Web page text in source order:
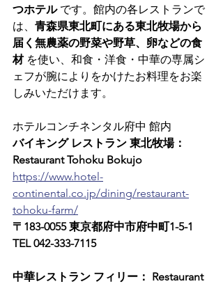
つホテル です。館内の各レストランで
は、 青森県東北町にある東北牧場から
届く無農薬の野菜や野草、卵などの食
材 を使い、和食・洋食・中華の専属シ
ェフが腕によりをかけたお料理をお楽
しみいただけます。
ホテルコンチネンタル府中 館内
バイキング レストラン 東北牧場：
Restaurant Tohoku Bokujo
https://www.hotel-
continental.co.jp/dining/restaurant-
tohoku-farm/
〒183-0055 東京都府中市府中町1-5-1
TEL 042-333-7115
中華レストラン フィリー： Restaurant